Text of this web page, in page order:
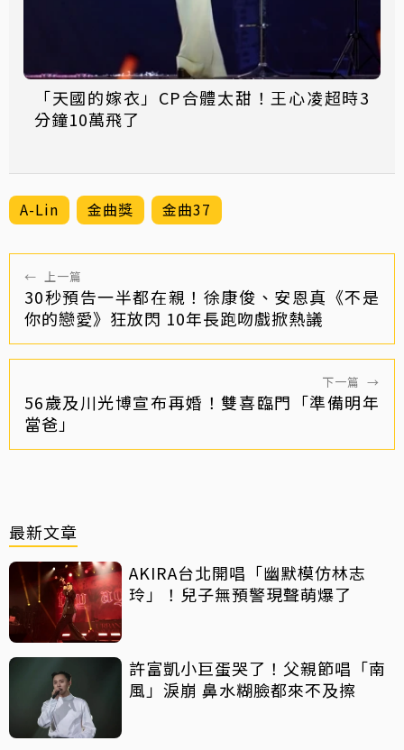
「天國的嫁衣」CP合體太甜！王心凌超時3
分鐘10萬飛了
A-Lin 金曲獎 金曲37
← 上一篇
30秒預告一半都在親！徐康俊、安恩真《不是
你的戀愛》狂放閃 10年長跑吻戲掀熱議
下一篇 →
56歲及川光博宣布再婚！雙喜臨門「準備明年
當爸」
最新文章
AKIRA台北開唱「幽默模仿林志
玲」！兒子無預警現聲萌爆了
許富凱小巨蛋哭了！父親節唱「南
風」淚崩 鼻水糊臉都來不及擦